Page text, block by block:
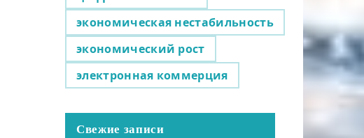
экономическая нестабильность
экономический рост
электронная коммерция
Свежие записи